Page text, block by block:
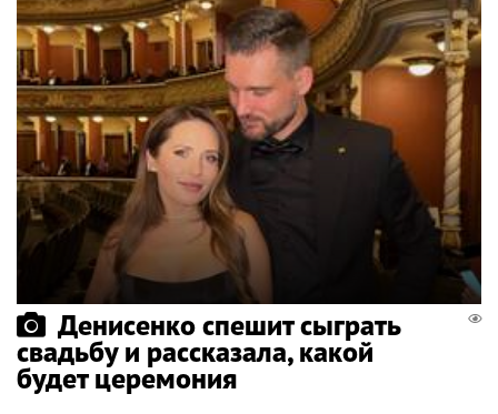
Денисенко спешит сыграть
свадьбу и рассказала, какой
будет церемония